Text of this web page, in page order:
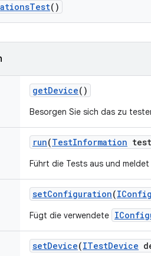
Test()
getDevice()
Besorgen Sie sich das zu
run(TestInformation test
Führt die Tests aus und
setConfiguration(
Fügt die verwendete
setDevice(ITestDevice